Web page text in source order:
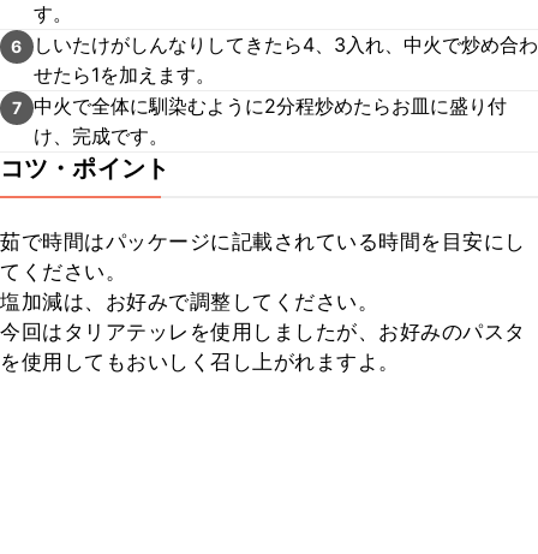
す。
6
しいたけがしんなりしてきたら4、3入れ、中火で炒め合わ
せたら1を加えます。
7 中火で全体に馴染むように2分程炒めたらお皿に盛り付
け、完成です。
コツ・ポイント
茹で時間はパッケージに記載されている時間を目安にし
てください。
塩加減は、お好みで調整してください。
今回はタリアテッレを使用しましたが、お好みのパスタ
を使用してもおいしく召し上がれますよ。